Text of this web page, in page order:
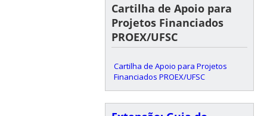
Cartilha de Apoio para
Projetos Financiados
PROEX/UFSC
Cartilha de Apoio para Projetos
Financiados PROEX/UFSC